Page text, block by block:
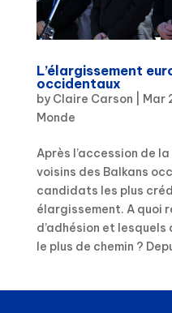
L’élargissement
occidentaux
by Claire Carson Mar
Monde
Après l’accession de
voisins des Balkans
candidats les plus
élargissement. A quoi
d’adhésion et
le plus de chemin ?